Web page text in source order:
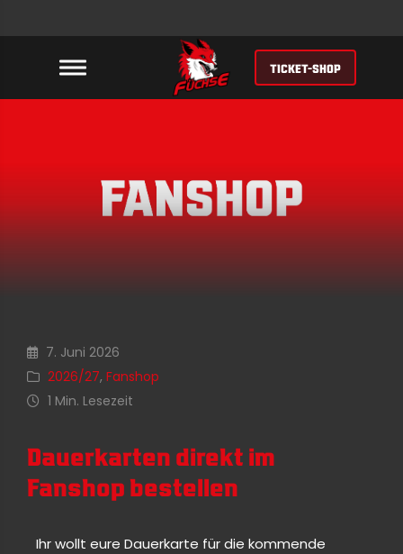
TICKET-SHOP
7. Juni 2026
2026/27, Fanshop
1 Min. Lesezeit
Dauerkarten direkt im
Fanshop bestellen
Ihr wollt eure Dauerkarte für die kommende